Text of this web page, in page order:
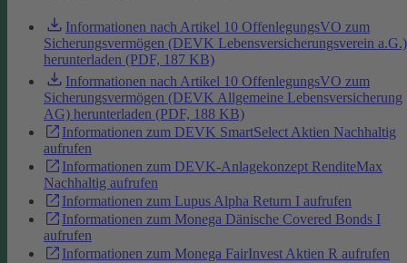
Informationen nach Artikel 10 OffenlegungsVO zum
Sicherungsvermögen (DEVK Lebensversicherungsverein a.G.)
herunterladen (PDF, 187 KB)
Informationen nach Artikel 10 OffenlegungsVO zum
Sicherungsvermögen (DEVK Allgemeine Lebensversicherung
AG) herunterladen (PDF, 188 KB)
Informationen zum DEVK SmartSelect Aktien Nachhaltig
aufrufen
Informationen zum DEVK-Anlagekonzept RenditeMax
Nachhaltig aufrufen
Informationen zum Lupus Alpha Return I aufrufen
Informationen zum Monega Dänische Covered Bonds I
aufrufen
Informationen zum Monega FairInvest Aktien R aufrufen